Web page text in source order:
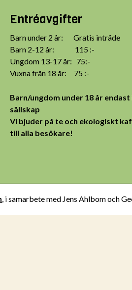
Entréavgifter
Barn under 2 år: Gratis inträde
Barn 2-12 år: 115 :-
Ungdom 13-17 år: 75:-
Vuxna från 18 år: 75 :-
Barn/ungdom under 18 år endast
sällskap
Vi bjuder på te och ekologiskt
till alla besökare!
, i samarbete med Jens Ahlbom och